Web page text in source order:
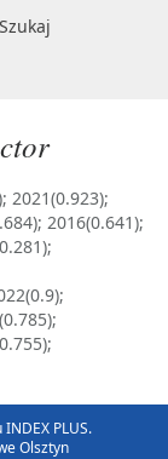
2021(0.923);
2016(0.641);
PLUS.
Olsztyn